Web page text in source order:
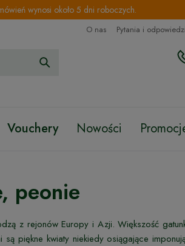
wynosi około 5 dni roboczych.
O nas Pytania i odpowiedzi
Vouchery Nowości
peonie
z rejonów Europy i Azji. Większość
piękne kwiaty niekiedy osiągające